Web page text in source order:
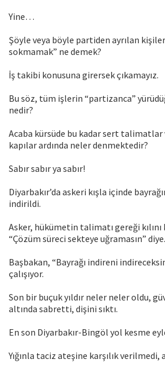
Yine…
Şöyle veya böyle partiden ayrılan
sokmamak” ne demek?
İş takibi konusuna girersek çıkamayız.
Bu söz, tüm işlerin “partizanca”
nedir?
Acaba kürsüde bu kadar sert talimatlar
kapılar ardında neler denmektedir?
Sabır sabır ya sabır!
Diyarbakır’da askeri kışla içinde
indirildi.
Asker, hükümetin talimatı gereği kılını
“Çözüm süreci sekteye uğramasın” diye.
Başbakan, “Bayrağı indireni
çalışıyor.
Son bir buçuk yıldır neler neler oldu,
altında sabretti, dişini sıktı.
En son Diyarbakır-Bingöl yol kesme
Yığınla taciz ateşine karşılık verilmedi,